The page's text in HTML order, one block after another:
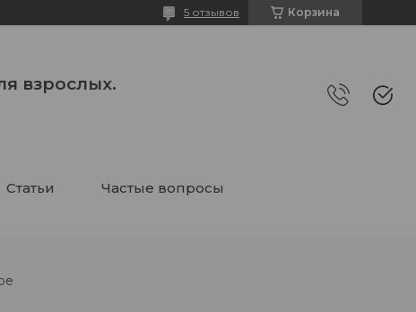
Корзина
5 отзывов
взрослых.
Статьи Частые вопросы